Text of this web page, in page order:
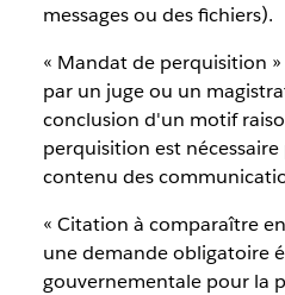
messages ou des fichiers).
« Mandat de perquisition
par un juge ou un
conclusion d'un motif
perquisition est
contenu des
« Citation à comparaître
une demande obligatoire
gouvernementale pour la